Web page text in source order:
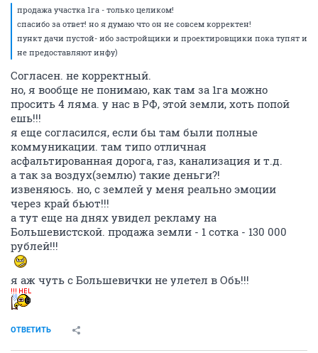
продажа участка 1га - только целиком!
спасибо за ответ! но я думаю что он не совсем корректен!
пункт дачи пустой- ибо застройщики и проектировщики пока тупят и
не предоставляют инфу)
Согласен. не корректный.
но, я вообще не понимаю, как там за 1га можно
просить 4 ляма. у нас в РФ, этой земли, хоть попой
ешь!!!
я еще согласился, если бы там были полные
коммуникации. там типо отличная
асфальтированная дорога, газ, канализация и т.д.
а так за воздух(землю) такие деньги?!
извеняюсь. но, с землей у меня реально эмоции
через край бьют!!!
а тут еще на днях увидел рекламу на
Большевистской. продажа земли - 1 сотка - 130 000
рублей!!!
я аж чуть с Большевички не улетел в Обь!!!
ОТВЕТИТЬ